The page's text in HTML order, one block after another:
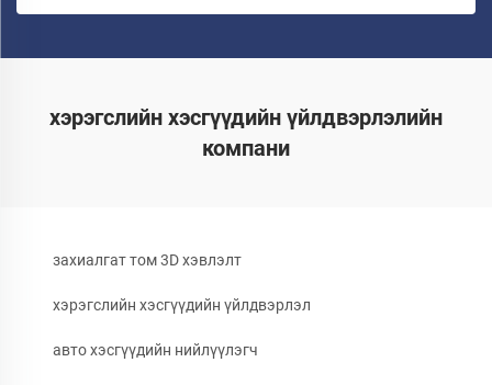
хэрэгслийн хэсгүүдийн үйлдвэрлэлийн
компани
захиалгат том 3D хэвлэлт
хэрэгслийн хэсгүүдийн үйлдвэрлэл
авто хэсгүүдийн нийлүүлэгч